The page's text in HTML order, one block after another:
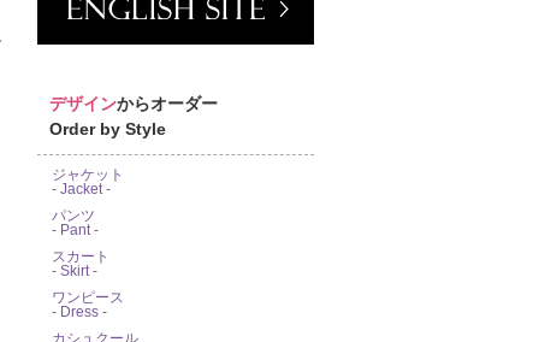
デザインからオーダー
Order by Style
ジャケット
- Jacket -
パンツ
- Pant -
スカート
- Skirt -
ワンピース
- Dress -
カシュクール